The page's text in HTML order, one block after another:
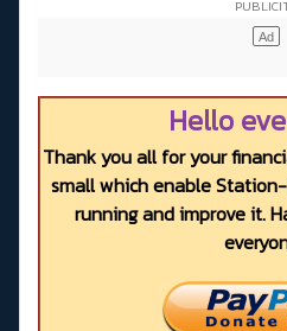
Hello
Thank you all for your
small which enable
running and improve it.